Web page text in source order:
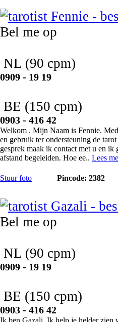
Bel me op
NL (90 cpm)
0909 - 19 19
BE (150 cpm)
0903 - 416 42
Welkom . Mijn Naam is Fennie.
en gebruik ter ondersteuning de
gesprek maak ik contact met u en ik
afstand begeleiden. Hoe ee.. Lees
Stuur foto Pincode: 2382
Bel me op
NL (90 cpm)
0909 - 19 19
BE (150 cpm)
0903 - 416 42
Ik ben Gazali. Ik help je helder zien